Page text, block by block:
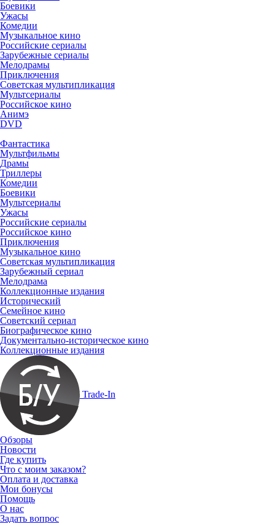
Боевики
Ужасы
Комедии
Музыкальное кино
Российские сериалы
Зарубежные сериалы
Мелодрамы
Приключения
Советская мультипликация
Мультсериалы
Российское кино
Анимэ
DVD
Фантастика
Мультфильмы
Драмы
Триллеры
Комедии
Боевики
Мультсериалы
Ужасы
Российские сериалы
Российское кино
Приключения
Музыкальное кино
Советская мультипликация
Зарубежный сериал
Мелодрама
Коллекционные издания
Исторический
Семейное кино
Советский сериал
Биографическое кино
Документально-историческое кино
Коллекционные издания
Trade-In
Обзоры
Новости
Где купить
Что с моим заказом?
Оплата и доставка
Мои бонусы
Помощь
О нас
Задать вопрос